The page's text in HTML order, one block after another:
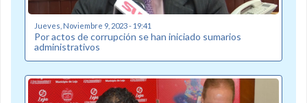
Jueves, Noviembre 9, 2023 - 19:41
Por actos de corrupción se han iniciado sumarios
administrativos